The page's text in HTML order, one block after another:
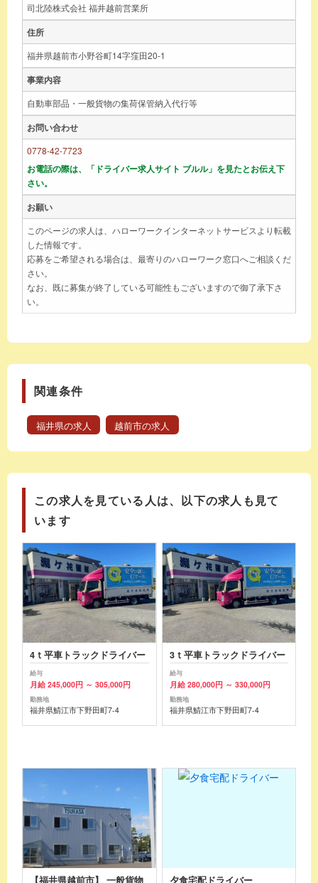
司北陸株式会社 福井越前営業所
住所
福井県越前市小野谷町14字窪田20-1
事業内容
自動車部品・一般貨物の集荷保管納入代行等
お問い合わせ
0778-42-7723
お電話の際は、「ドライバー求人サイト ブルル」を見たとお伝え下
さい。
お願い
このページの求人は、ハローワークインターネットサービスより転載
した情報です。
応募をご希望される場合は、最寄りのハローワーク窓口へご相談くだ
さい。
なお、既に募集が終了している可能性もございますので御了承下さ
い。
関連条件
福井県の求人 越前市の求人
この求人を見ている人は、以下の求人も見て
います
4ｔ平車トラックドライバー
給与
月給 245,000円 ～ 305,000円
勤務地
福井県鯖江市下野田町7-4
3ｔ平車トラックドライバー
給与
月給 280,000円 ～ 330,000円
勤務地
福井県鯖江市下野田町7-4
【福井県越前市】 一般貨物
夕食宅配ドライバー